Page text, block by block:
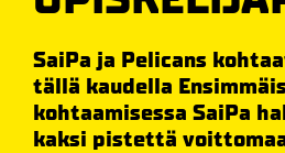
SaiPa ja Pelicans
tällä kaudella
kohtaamisessa SaiPa
kaksi pistettä